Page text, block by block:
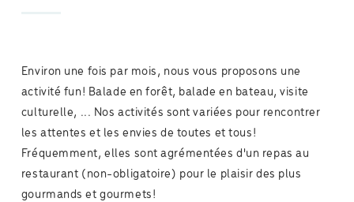
Environ une fois par mois, nous vous proposons une
activité fun! Balade en forêt, balade en bateau, visite
culturelle, ... Nos activités sont variées pour rencontrer
les attentes et les envies de toutes et tous!
Fréquemment, elles sont agrémentées d'un repas au
restaurant (non-obligatoire) pour le plaisir des plus
gourmands et gourmets!